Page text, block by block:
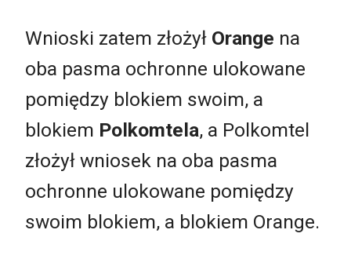
Wnioski zatem złożył Orange na
oba pasma ochronne ulokowane
pomiędzy blokiem swoim, a
blokiem Polkomtela, a Polkomtel
złożył wniosek na oba pasma
ochronne ulokowane pomiędzy
swoim blokiem, a blokiem Orange.